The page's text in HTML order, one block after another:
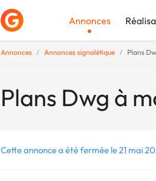
Annonces
Annonces Annonces signalétique Plans
Plans Dwg à
Cette annonce a été fermée le 21 mai